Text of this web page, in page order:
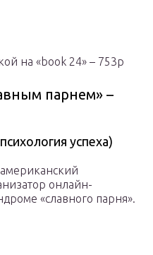
на «book 24» – 753р
парнем» –
успеха)
онлайн-
«славного парня».